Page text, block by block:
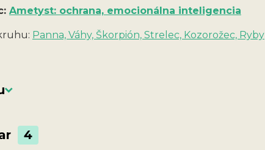
Ametyst: ochrana, emocionálna inteligencia
Panna, Váhy, Škorpión, Strelec, Kozorožec, Ryby
4